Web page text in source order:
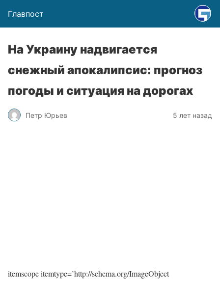
Главпост
На Украину надвигается
снежный апокалипсис: прогноз
погоды и ситуация на дорогах
Петр Юрьев 5 лет назад
itemscope itemtype=’http://schema.org/ImageObject